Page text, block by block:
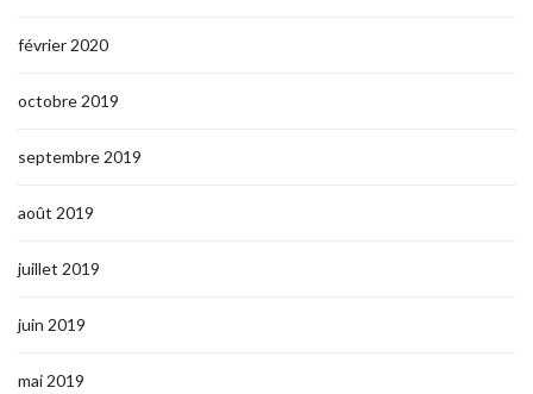
février 2020
octobre 2019
septembre 2019
août 2019
juillet 2019
juin 2019
mai 2019